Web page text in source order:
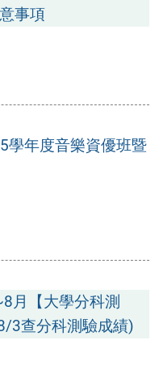
事項
學年度音樂資優班暨
月【大學分科測
3查分科測驗成績)